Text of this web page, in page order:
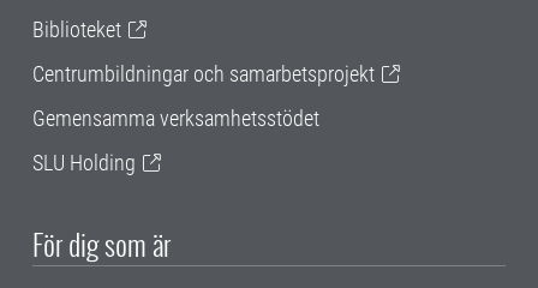
Biblioteket
Centrumbildningar och samarbetsprojekt
Gemensamma verksamhetsstödet
SLU Holding
För dig som är